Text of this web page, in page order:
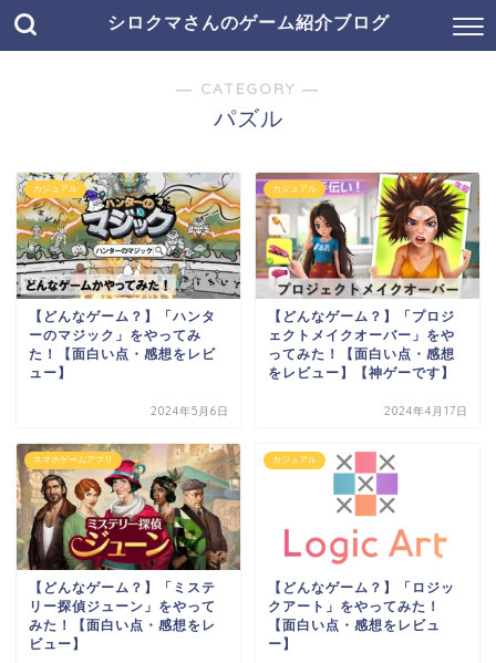
シロクマさんのゲーム紹介ブログ
― CATEGORY ―
パズル
カジュアル
【どんなゲーム？】「ハンタ
ーのマジック」をやってみ
た！【面白い点・感想をレビ
ュー】
2024年5月6日
カジュアル
【どんなゲーム？】「プロジ
ェクトメイクオーバー」をや
ってみた！【面白い点・感想
をレビュー】【神ゲーです】
2024年4月17日
スマホゲームアプリ
【どんなゲーム？】「ミステ
リー探偵ジューン」をやって
みた！【面白い点・感想をレ
ビュー】
カジュアル
【どんなゲーム？】「ロジッ
クアート」をやってみた！
【面白い点・感想をレビュ
ー】